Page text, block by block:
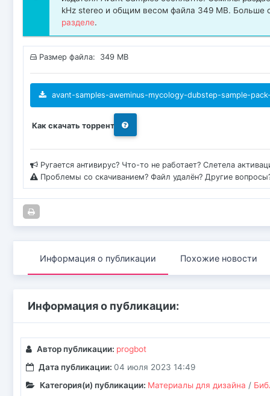
kHz stereo и общим весом файла 349 MB. Больше
разделе.
Размер файла: 349 MB
avant-samples-aweminus-mycology-dubstep-sample-
Как скачать торрент
Ругается антивирус? Что-то не работает? Слетела
Проблемы со скачиванием? Файл удалён? Другие
Информация о публикации Похожие новости
Информация о публикации:
Автор публикации: progbot
Дата публикации: 04 июля 2023 14:49
Категория(и) публикации: Материалы для дизайна /